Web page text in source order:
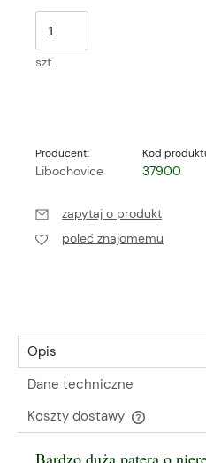
szt.
Producent:
Libochovice
Kod
37900
zapytaj o produkt
poleć znajomemu
Opis
Dane techniczne
Koszty dostawy
Cena nie zawiera ewentualnych
Bardzo duża patera o